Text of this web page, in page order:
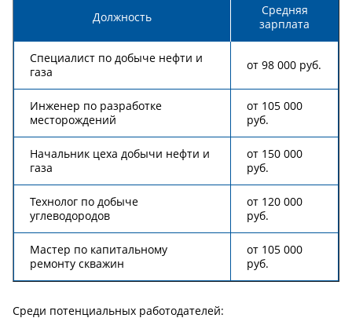
Должность
Средняя
зарплата
Специалист по добыче нефти и
газа
от 98 000 руб.
Инженер по разработке
месторождений
от 105 000
руб.
Начальник цеха добычи нефти и
газа
от 150 000
руб.
Технолог по добыче
углеводородов
от 120 000
руб.
Мастер по капитальному
ремонту скважин
от 105 000
руб.
Среди потенциальных работодателей: